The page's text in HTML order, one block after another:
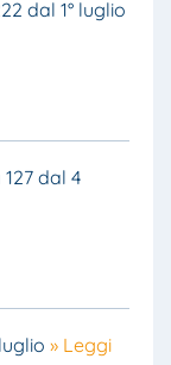
dal 1° luglio
dal 4
» Leggi